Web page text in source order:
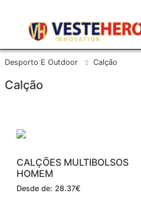
Desporto E Outdoor Calção
Calção
CALÇÕES MULTIBOLSOS
HOMEM
Desde de: 28.37€